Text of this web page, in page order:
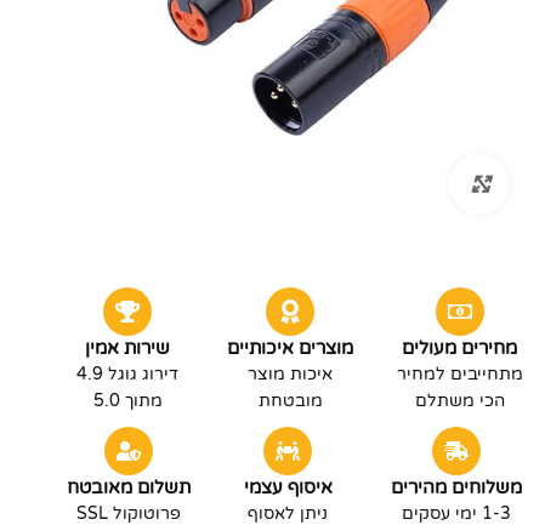
מחירים מעולים
מתחייבים למחיר
הכי משתלם
מוצרים איכותיים
איכות מוצר
מובטחת
שירות אמין
דירוג גוגל 4.9
מתוך 5.0
משלוחים מהירים
1-3 ימי עסקים
איסוף עצמי
ניתן לאסוף
תשלום מאובטח
פרוטוקול SSL